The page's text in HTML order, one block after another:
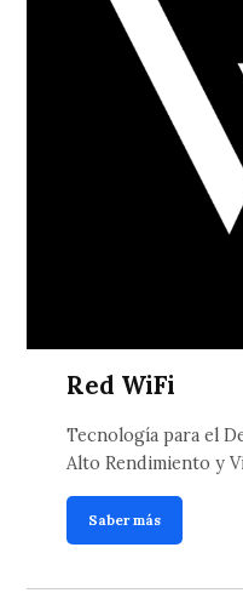
Red WiFi
Tecnología para el
Alto Rendimiento y
Saber más